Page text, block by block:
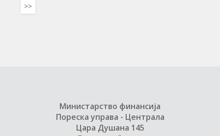
>>
Министарство финансија
Пореска управа - Централа
Цара Душана 145